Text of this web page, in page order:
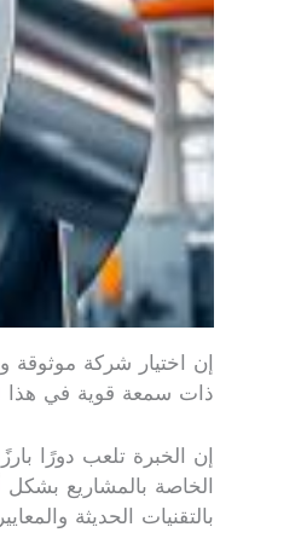
إن اختيار شركة موثوقة
ذات سمعة قوية في هذا
إن الخبرة تلعب دورًا
الخاصة بالمشاريع
بالتقنيات الحديثة